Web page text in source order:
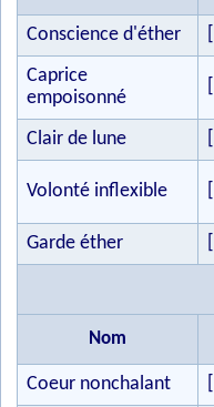
Conscience d'éther
Caprice
empoisonné
Clair de lune
Volonté inflexible
Garde éther
Nom
Coeur nonchalant